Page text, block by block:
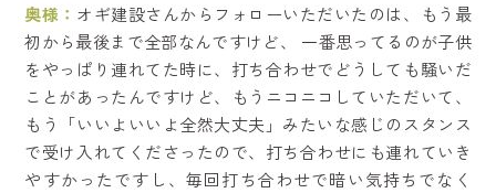
奥様： オギ建設さんからフォローいただいたのは、もう最
初から最後まで全部なんですけど、 一番思ってるのが子供
をやっぱり連れてた時に、打ち合わせでどうしても騒いだ
ことがあったんですけど、もうニコニコしていただいて、
もう「いいよいいよ全然大丈夫」みたいな感じのスタンス
で受け入れてくださったので、打ち合わせにも連れていき
やすかったですし、毎回打ち合わせで暗い気持ちでなく